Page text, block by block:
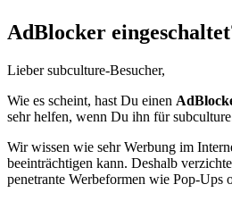
AdBlocker
Lieber subculture-Besucher,
Wie es scheint, hast Du einen
sehr helfen, wenn Du ihn für
Wir wissen wie sehr Werbung im
beeinträchtigen kann. Deshalb
penetrante Werbeformen wie Pop-Ups